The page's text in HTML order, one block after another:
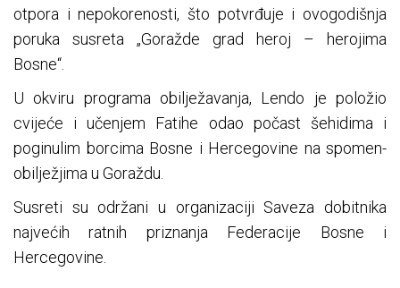
otpora i nepokorenosti, što potvrđuje i ovogodišnja
poruka susreta „Goražde grad heroj – herojima
Bosne“.
U okviru programa obilježavanja, Lendo je položio
cvijeće i učenjem Fatihe odao počast šehidima i
poginulim borcima Bosne i Hercegovine na spomen-
obilježjima u Goraždu.
Susreti su održani u organizaciji Saveza dobitnika
najvećih ratnih priznanja Federacije Bosne i
Hercegovine.